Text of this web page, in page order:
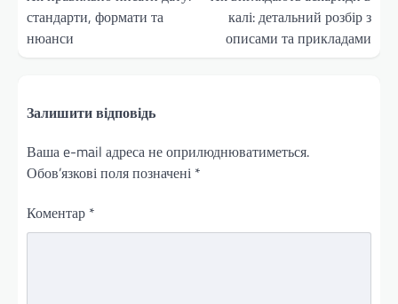
стандарти, формати та
нюанси
калі: детальний розбір з
описами та прикладами
Залишити відповідь
Ваша e-mail адреса не оприлюднюватиметься.
Обов’язкові поля позначені *
Коментар *